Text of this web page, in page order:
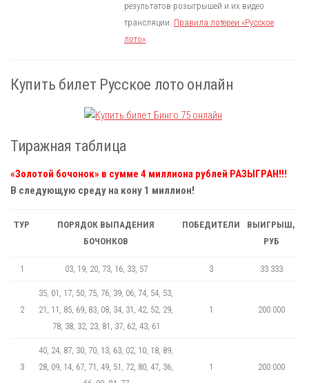
результатов розыгрышей и их видео
трансляции. Правила лотереи «Русское
лото».
Купить билет Русское лото онлайн
Тиражная таблица
«Золотой бочонок» в сумме 4 миллиона рублей РАЗЫГРАН!!!
В следующую среду на кону 1 миллион!
ТУР
ПОРЯДОК ВЫПАДЕНИЯ
БОЧОНКОВ
ПОБЕДИТЕЛИ
ВЫИГРЫШ,
РУБ
1 03, 19, 20, 73, 16, 33, 57 3 33 333
2
35, 01, 17, 50, 75, 76, 39, 06, 74, 54, 53,
21, 11, 85, 69, 83, 08, 34, 31, 42, 52, 29,
78, 38, 32, 23, 81, 37, 62, 43, 61
1 200 000
3
40, 24, 87, 30, 70, 13, 63, 02, 10, 18, 89,
28, 09, 14, 67, 71, 49, 51, 72, 80, 47, 36,
1 200 000